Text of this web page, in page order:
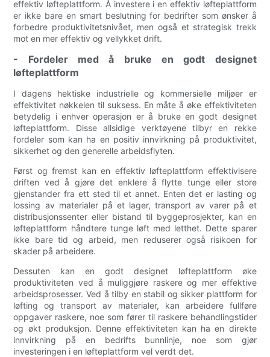
effektiv løfteplattform. Å investere i en effektiv løfteplattform
er ikke bare en smart beslutning for bedrifter som ønsker å
forbedre produktivitetsnivået, men også et strategisk trekk
mot en mer effektiv og vellykket drift.
- Fordeler med å bruke en godt designet
løfteplattform
I dagens hektiske industrielle og kommersielle miljøer er
effektivitet nøkkelen til suksess. En måte å øke effektiviteten
betydelig i enhver operasjon er å bruke en godt designet
løfteplattform. Disse allsidige verktøyene tilbyr en rekke
fordeler som kan ha en positiv innvirkning på produktivitet,
sikkerhet og den generelle arbeidsflyten.
Først og fremst kan en effektiv løfteplattform effektivisere
driften ved å gjøre det enklere å flytte tunge eller store
gjenstander fra ett sted til et annet. Enten det er lasting og
lossing av materialer på et lager, transport av varer på et
distribusjonssenter eller bistand til byggeprosjekter, kan en
løfteplattform håndtere tunge løft med letthet. Dette sparer
ikke bare tid og arbeid, men reduserer også risikoen for
skader på arbeidere.
Dessuten kan en godt designet løfteplattform øke
produktiviteten ved å muliggjøre raskere og mer effektive
arbeidsprosesser. Ved å tilby en stabil og sikker plattform for
løfting og transport av materialer, kan arbeidere fullføre
oppgaver raskere, noe som fører til raskere behandlingstider
og økt produksjon. Denne effektiviteten kan ha en direkte
innvirkning på en bedrifts bunnlinje, noe som gjør
investeringen i en løfteplattform vel verdt det.